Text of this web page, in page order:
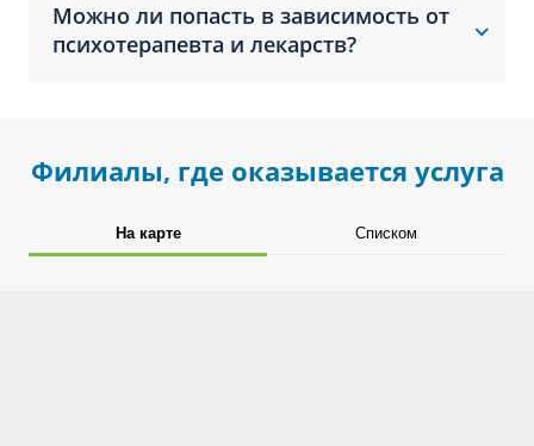
Можно ли попасть в зависимость от
психотерапевта и лекарств?
Филиалы, где оказывается услуга
На карте Списком